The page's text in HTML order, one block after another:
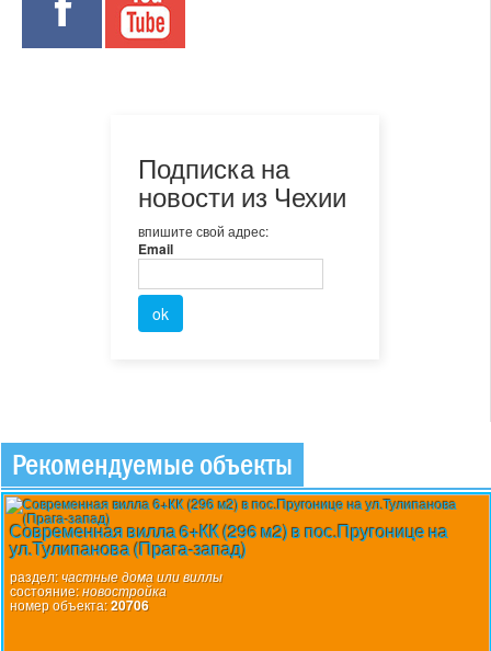
Подписка на
новости из Чехии
впишите свой адрес:
Email
Рекомендуемые объекты
Современная вилла 6+КК (296 м2) в пос.Пругонице на
ул.Тулипанова (Прага-запад)
раздел:частные дома или виллы
состояние:новостройка
номер объекта:20706